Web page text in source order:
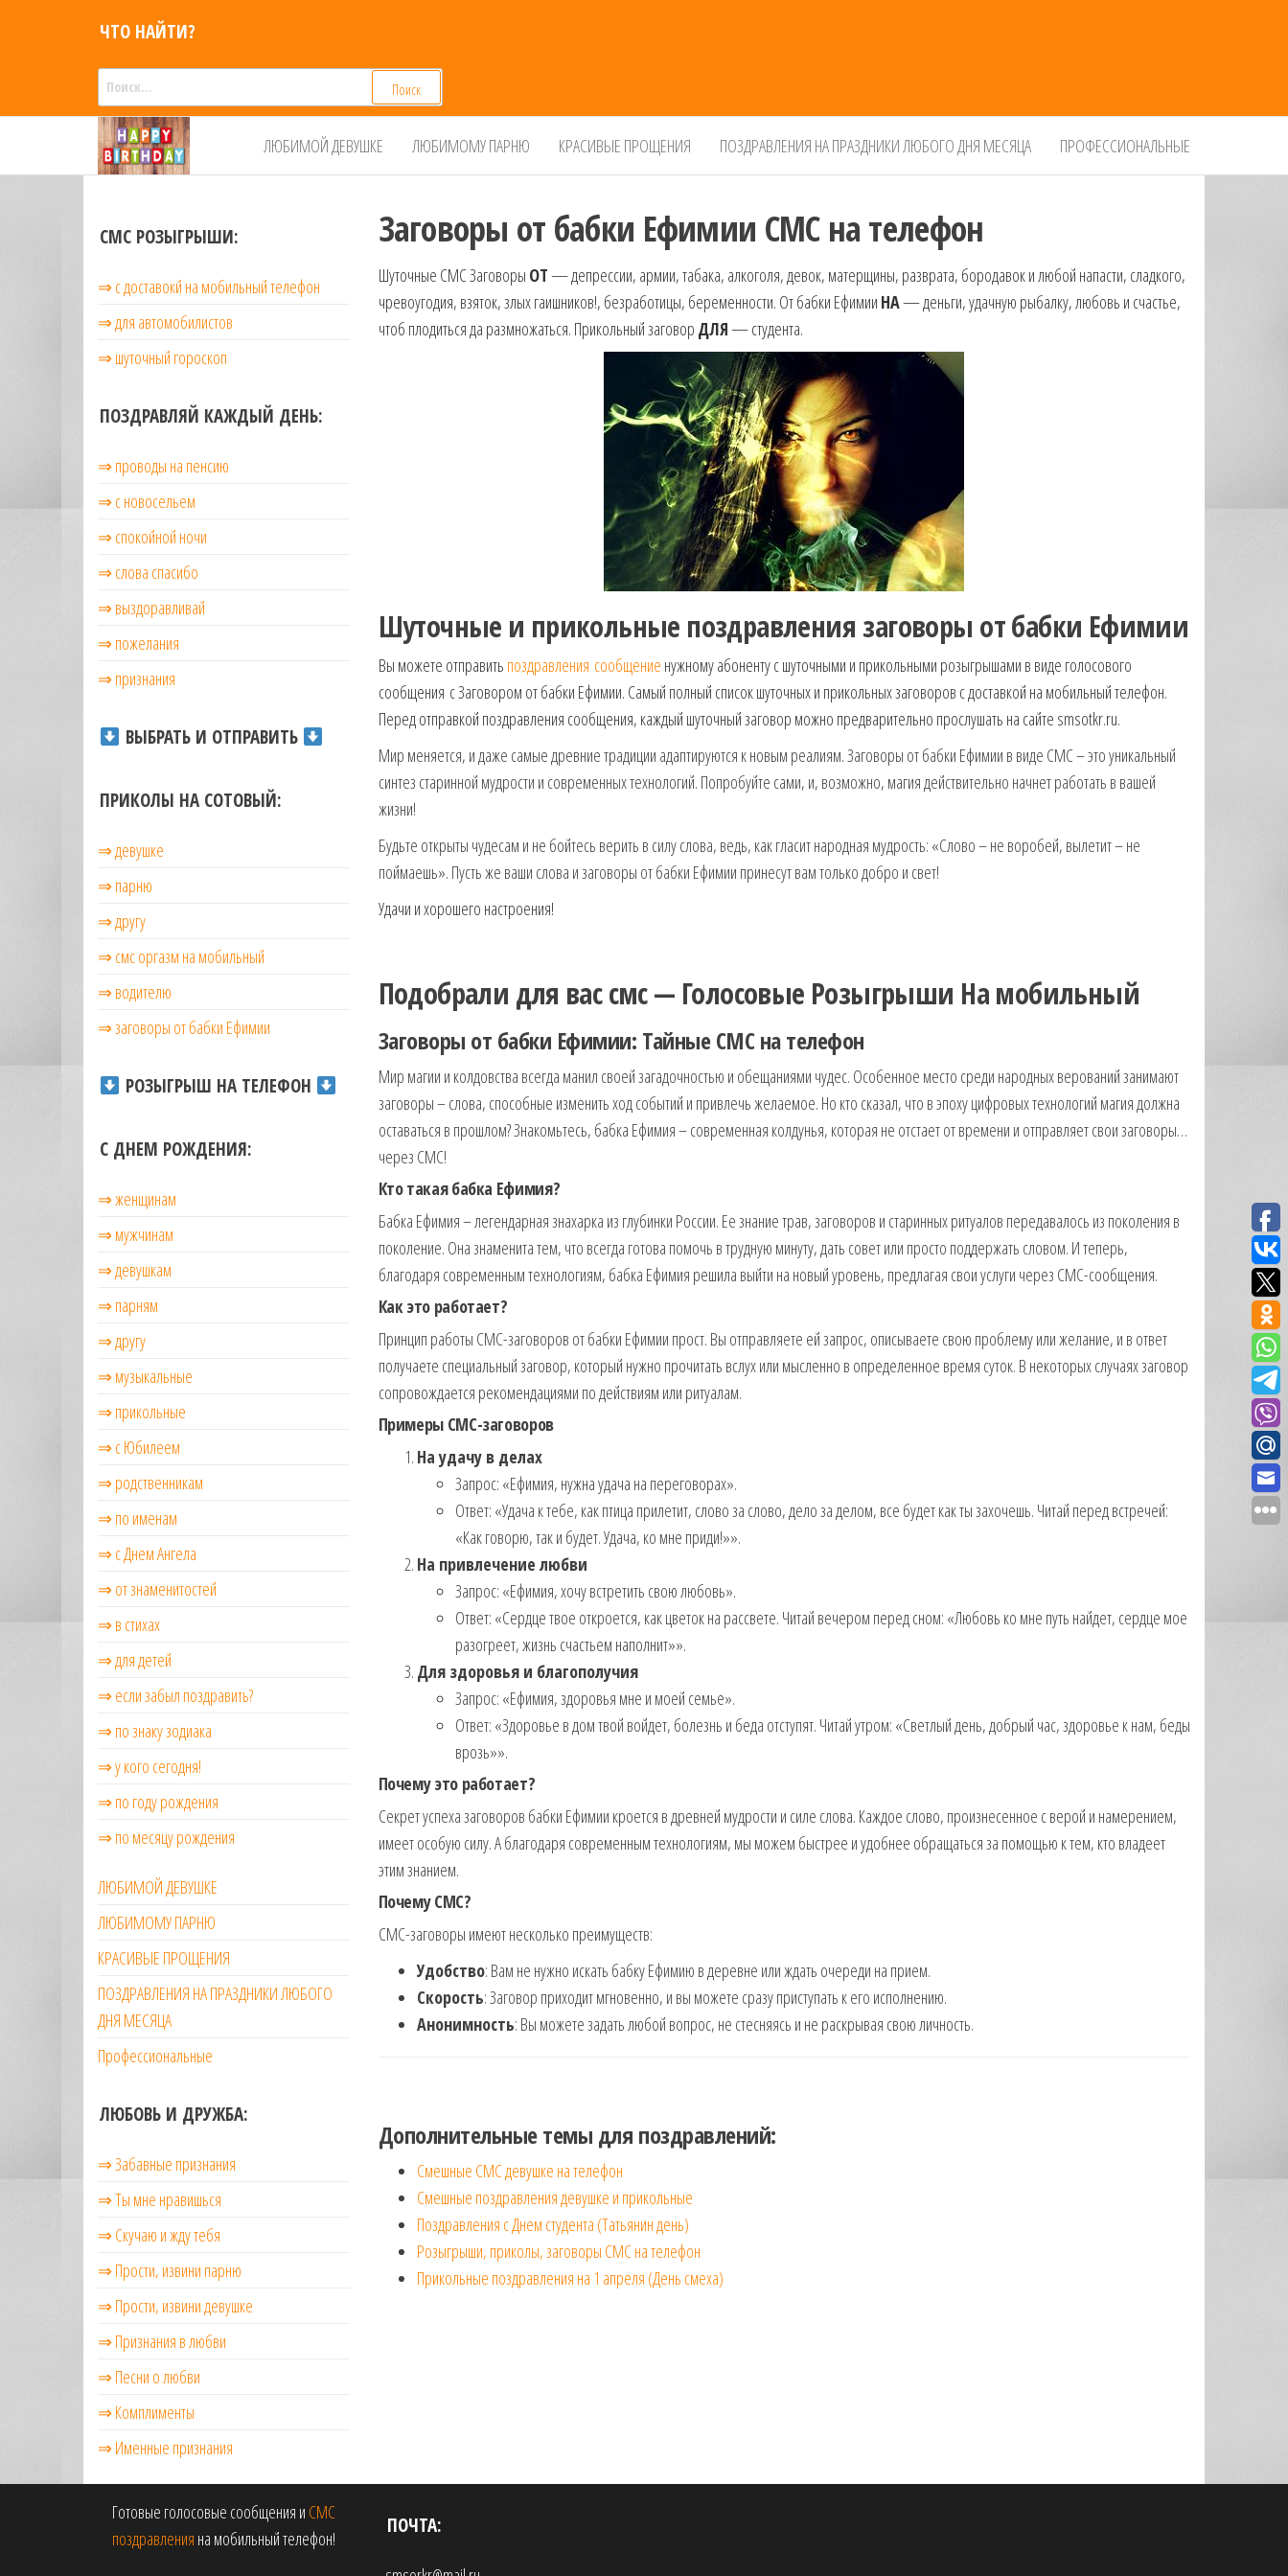
ЧТО НАЙТИ?
поздравления
поздравления,
Голосовые смс
приколы на
телефон —
для мужчин,
женщин,
друзей.
телефон,
Только для
СМС,
Розыгрыши,
каждый день и
сообщения!
ЛЮБИМОЙ ДЕВУШКЕ ЛЮБИМОМУ ПАРНЮ КРАСИВЫЕ ПРОЩЕНИЯ ПОЗДРАВЛЕНИЯ НА ПРАЗДНИКИ ЛЮБОГО ДНЯ МЕСЯЦА ПРОФЕССИОНАЛЬНЫЕ
Заговоры от бабки Ефимии СМС на телефон
Шуточные СМС Заговоры ОТ— депрессии, армии, табака, алкоголя, девок, матерщины, разврата, бородавок и любой напасти, сладкого,
чревоугодия, взяток, злых гаишников!, безработицы, беременности. От бабки Ефимии НА— деньги, удачную рыбалку, любовь и счастье,
чтоб плодиться да размножаться. Прикольный заговор ДЛЯ— студента.
Шуточные и прикольные поздравления заговоры от бабки Ефимии
Вы можете отправить поздравления сообщение нужному абоненту с шуточными и прикольными розыгрышами в виде голосового
сообщения с Заговором от бабки Ефимии. Самый полный список шуточных и прикольных заговоров с доставкой на мобильный телефон.
Перед отправкой поздравления сообщения, каждый шуточный заговор можно предварительно прослушать на сайте smsotkr.ru.
Мир меняется, и даже самые древние традиции адаптируются к новым реалиям. Заговоры от бабки Ефимии в виде СМС – это уникальный
синтез старинной мудрости и современных технологий. Попробуйте сами, и, возможно, магия действительно начнет работать в вашей
жизни!
Будьте открыты чудесам и не бойтесь верить в силу слова, ведь, как гласит народная мудрость: «Слово – не воробей, вылетит – не
поймаешь». Пусть же ваши слова и заговоры от бабки Ефимии принесут вам только добро и свет!
Удачи и хорошего настроения!
Подобрали для вас смс — Голосовые Розыгрыши На мобильный
Заговоры от бабки Ефимии: Тайные СМС на телефон
Мир магии и колдовства всегда манил своей загадочностью и обещаниями чудес. Особенное место среди народных верований занимают
заговоры – слова, способные изменить ход событий и привлечь желаемое. Но кто сказал, что в эпоху цифровых технологий магия должна
оставаться в прошлом? Знакомьтесь, бабка Ефимия – современная колдунья, которая не отстает от времени и отправляет свои заговоры…
через СМС!
Кто такая бабка Ефимия?
Бабка Ефимия – легендарная знахарка из глубинки России. Ее знание трав, заговоров и старинных ритуалов передавалось из поколения в
поколение. Она знаменита тем, что всегда готова помочь в трудную минуту, дать совет или просто поддержать словом. И теперь,
благодаря современным технологиям, бабка Ефимия решила выйти на новый уровень, предлагая свои услуги через СМС-сообщения.
Как это работает?
Принцип работы СМС-заговоров от бабки Ефимии прост. Вы отправляете ей запрос, описываете свою проблему или желание, и в ответ
получаете специальный заговор, который нужно прочитать вслух или мысленно в определенное время суток. В некоторых случаях заговор
сопровождается рекомендациями по действиям или ритуалам.
Примеры СМС-заговоров
На удачу в делах
Запрос: «Ефимия, нужна удача на переговорах».
Ответ: «Удача к тебе, как птица прилетит, слово за слово, дело за делом, все будет как ты захочешь. Читай перед встречей:
«Как говорю, так и будет. Удача, ко мне приди!»».
На привлечение любви
Запрос: «Ефимия, хочу встретить свою любовь».
Ответ: «Сердце твое откроется, как цветок на рассвете. Читай вечером перед сном: «Любовь ко мне путь найдет, сердце мое
разогреет, жизнь счастьем наполнит»».
Для здоровья и благополучия
Запрос: «Ефимия, здоровья мне и моей семье».
Ответ: «Здоровье в дом твой войдет, болезнь и беда отступят. Читай утром: «Светлый день, добрый час, здоровье к нам, беды
врозь»».
Почему это работает?
Секрет успеха заговоров бабки Ефимии кроется в древней мудрости и силе слова. Каждое слово, произнесенное с верой и намерением,
имеет особую силу. А благодаря современным технологиям, мы можем быстрее и удобнее обращаться за помощью к тем, кто владеет
этим знанием.
Почему СМС?
СМС-заговоры имеют несколько преимуществ:
Удобство: Вам не нужно искать бабку Ефимию в деревне или ждать очереди на прием.
Скорость: Заговор приходит мгновенно, и вы можете сразу приступать к его исполнению.
Анонимность: Вы можете задать любой вопрос, не стесняясь и не раскрывая свою личность.
Дополнительные темы для поздравлений:
Смешные СМС девушке на телефон
Смешные поздравления девушке и прикольные
Поздравления с Днем студента (Татьянин день)
Розыгрыши, приколы, заговоры СМС на телефон
Прикольные поздравления на 1 апреля (День смеха)
СМС РОЗЫГРЫШИ:
⇒ с доставокй на мобильный телефон
⇒ для автомобилистов
⇒ шуточный гороскоп
ПОЗДРАВЛЯЙ КАЖДЫЙ ДЕНЬ:
⇒ проводы на пенсию
⇒ с новосельем
⇒ cпокойной ночи
⇒ слова спасибо
⇒ выздоравливай
⇒ пожелания
⇒ признания
ВЫБРАТЬ И ОТПРАВИТЬ
ПРИКОЛЫ НА СОТОВЫЙ:
⇒ девушке
⇒ парню
⇒ другу
⇒ смс оргазм на мобильный
⇒ водителю
⇒ заговоры от бабки Ефимии
РОЗЫГРЫШ НА ТЕЛЕФОН
С ДНЕМ РОЖДЕНИЯ:
⇒ женщинам
⇒ мужчинам
⇒ девушкам
⇒ парням
⇒ другу
⇒ музыкальные
⇒ прикольные
⇒ с Юбилеем
⇒ родственникам
⇒ по именам
⇒ с Днем Ангела
⇒ от знаменитостей
⇒ в стихах
⇒ для детей
⇒ если забыл поздравить?
⇒ по знаку зодиака
⇒ у кого сегодня!
⇒ по году рождения
⇒ по месяцу рождения
ЛЮБИМОЙ ДЕВУШКЕ
ЛЮБИМОМУ ПАРНЮ
КРАСИВЫЕ ПРОЩЕНИЯ
ПОЗДРАВЛЕНИЯ НА ПРАЗДНИКИ ЛЮБОГО
ДНЯ МЕСЯЦА
Профессиональные
ЛЮБОВЬ И ДРУЖБА:
⇒ Забавные признания
⇒ Ты мне нравишься
⇒ Скучаю и жду тебя
⇒ Прости, извини парню
⇒ Прости, извини девушке
⇒ Признания в любви
⇒ Песни о любви
⇒ Комплименты
⇒ Именные признания
Готовые голосовые сообщения и СМС
поздравления на мобильный телефон!
ПОЧТА: